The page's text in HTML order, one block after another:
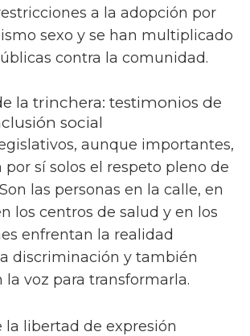
a la adopción por
sexo y se han multiplicado
contra la comunidad.
la trinchera: testimonios de
social
aunque importantes,
sí solos el respeto pleno de
las personas en la calle, en
los centros de salud y en los
enfrentan la realidad
discriminación y también
la voz para transformarla.
la libertad de expresión